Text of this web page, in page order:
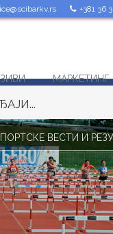
+381 36
МАРКЕТИНГ
ВЕСТИ И